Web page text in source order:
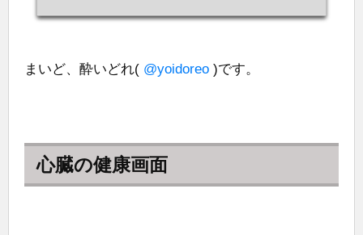
まいど、酔いどれ( @yoidoreo )です。
心臓の健康画面